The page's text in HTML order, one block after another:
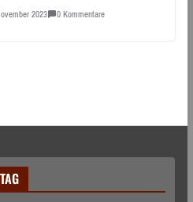
2023 0 Kommentare